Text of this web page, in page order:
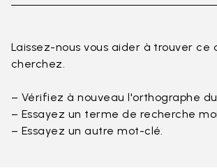
Laissez-nous vous aider à trouver ce
cherchez.
– Vérifiez à nouveau l'orthographe
– Essayez un terme de recherche
– Essayez un autre mot-clé.